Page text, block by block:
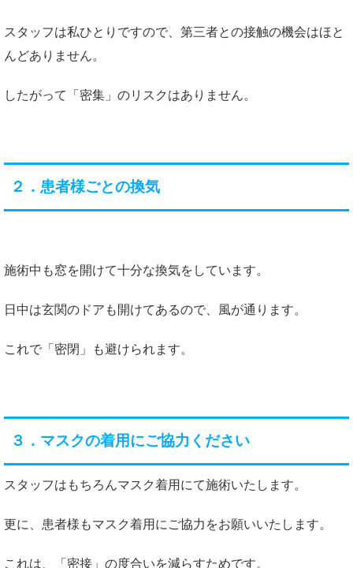
スタッフは私ひとりですので、第三者との接触の機会はほと
んどありません。
したがって「密集」のリスクはありません。
２．患者様ごとの換気
施術中も窓を開けて十分な換気をしています。
日中は玄関のドアも開けてあるので、風が通ります。
これで「密閉」も避けられます。
３．マスクの着用にご協力ください
スタッフはもちろんマスク着用にて施術いたします。
更に、患者様もマスク着用にご協力をお願いいたします。
これは、「密接」の度合いを減らすためです。